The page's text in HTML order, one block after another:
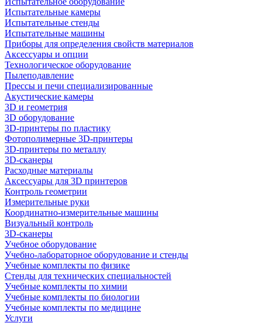
Испытательные камеры
Испытательные стенды
Испытательные машины
Приборы для определения свойств материалов
Аксессуары и опции
Технологическое оборудование
Пылеподавление
Прессы и печи специализированные
Акустические камеры
3D и геометрия
3D оборудование
3D-принтеры по пластику
Фотополимерные 3D-принтеры
3D-принтеры по металлу
3D-сканеры
Расходные материалы
Аксессуары для 3D принтеров
Контроль геометрии
Измерительные руки
Координатно-измерительные машины
Визуальный контроль
3D-сканеры
Учебное оборудование
Учебно-лабораторное оборудование и стенды
Учебные комплекты по физике
Стенды для технических специальностей
Учебные комплекты по химии
Учебные комплекты по биологии
Учебные комплекты по медицине
Услуги